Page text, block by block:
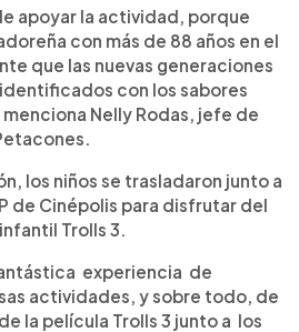
apoyar la actividad, porque
con más de 88 años en el
que las nuevas generaciones
con los sabores
Nelly Rodas, jefe de
los niños se trasladaron junto a
de Cinépolis para disfrutar del
Trolls 3.
experiencia de
actividades, y sobre todo, de
la película Trolls 3 junto a los